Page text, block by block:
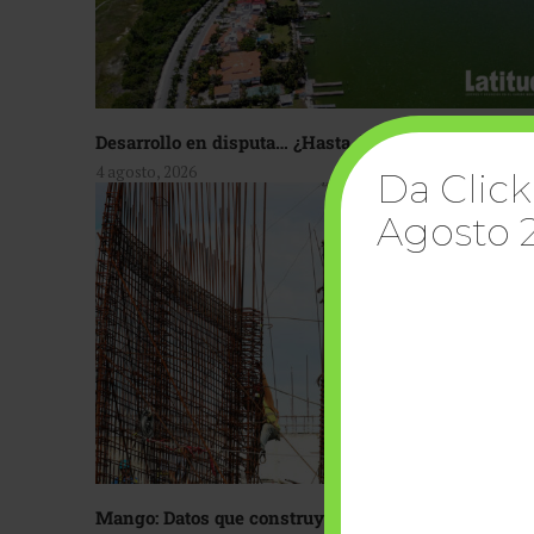
Desarrollo en disputa… ¿Hasta dónde crecer?
4 agosto, 2026
Mango: Datos que construyen confianza
Da
Agosto